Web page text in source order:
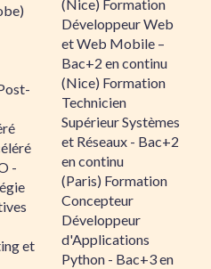
-
et
(Nice) Formation
Développeur Web
et Web Mobile –
Bac+2 en continu
(Nice) Formation
Technicien
Supérieur Systèmes
et Réseaux - Bac+2
en continu
(Paris) Formation
Concepteur
Développeur
d'Applications
Python - Bac+3 en